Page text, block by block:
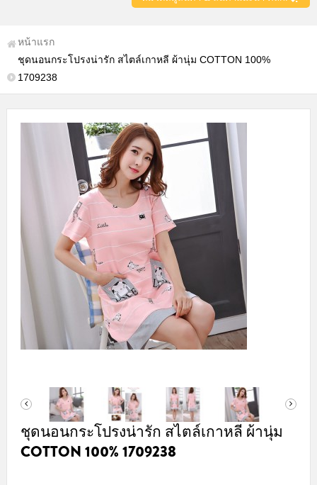
หน้าแรก
ชุดนอนกระโปรงน่ารัก สไตล์เกาหลี ผ้านุ่ม COTTON 100%
1709238
ชุดนอนกระโปรงน่ารัก สไตล์เกาหลี ผ้านุ่ม
COTTON 100% 1709238